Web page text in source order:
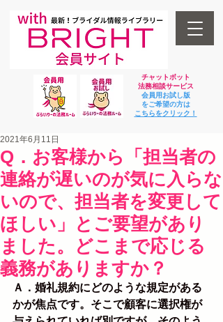
チャットボット
法務相談サービス
会員用お試し版
をご希望の方は
​こちらをクリック！
Q．お客様から「担当者の
連絡が遅いのが気に入らな
いので、担当者を変更して
ほしい」とご要望があり
ました。どこまで応じる
義務がありますか？
2021年6月11日
Ａ．婚礼規約にどのような規定がある
かが焦点です。そこで顧客に選択権が